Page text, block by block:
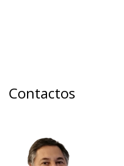
Contactos